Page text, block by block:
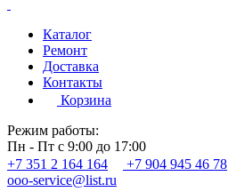
Каталог
Ремонт
Доставка
Контакты
Корзина
Режим работы:
Пн - Пт с 9:00 до 17:00
+7 351 2 164 164
+7 904 945 46 78
ooo-service@list.ru